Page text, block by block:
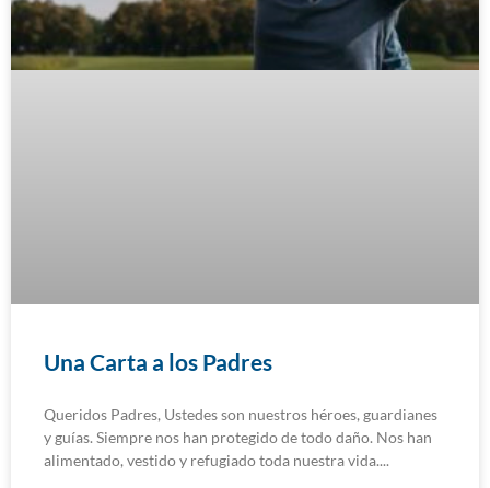
Una Carta a los Padres
Queridos Padres, Ustedes son nuestros héroes, guardianes
y guías. Siempre nos han protegido de todo daño. Nos han
alimentado, vestido y refugiado toda nuestra vida.